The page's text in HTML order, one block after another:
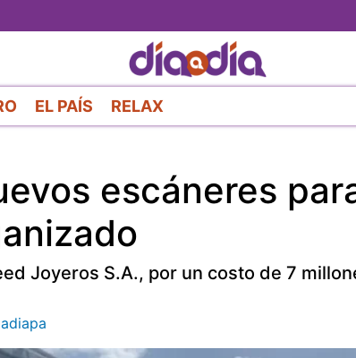
al
contenido
principal
EL PAÍS RELAX
escáneres
Joyeros S.A., por un costo de 7